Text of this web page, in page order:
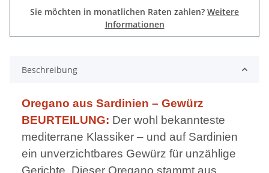
Sie möchten in monatlichen Raten zahlen? Weitere
Informationen
Beschreibung
Oregano aus Sardinien – Gewürz
BEURTEILUNG: Der wohl bekannteste
mediterrane Klassiker – und auf Sardinien
ein unverzichtbares Gewürz für unzählige
Gerichte. Dieser Oregano stammt aus